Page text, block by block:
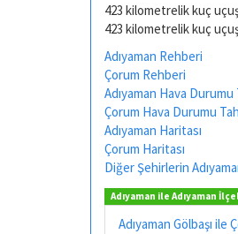
423 kilometrelik kuç
423 kilometrelik kuç
Adıyaman Rehberi
Çorum Rehberi
Adıyaman Hava Durumu
Çorum Hava Durumu
Adıyaman Haritası
Çorum Haritası
Diğer Şehirlerin
Adıyaman ile Adıyaman
Adıyaman Gölbaşı